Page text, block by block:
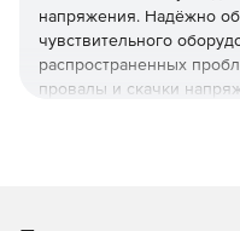
напряжения. Надёжно
чувствительного
распространенных
провалы и скачки